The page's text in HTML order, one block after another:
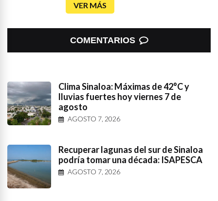
VER MÁS
COMENTARIOS
Clima Sinaloa: Máximas de 42°C y
lluvias fuertes hoy viernes 7 de
agosto
AGOSTO 7, 2026
Recuperar lagunas del sur de Sinaloa
podría tomar una década: ISAPESCA
AGOSTO 7, 2026